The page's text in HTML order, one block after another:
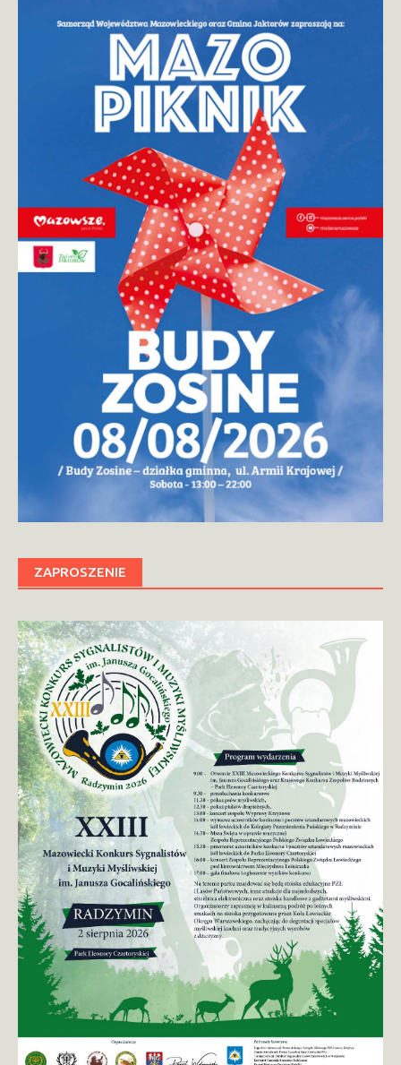
ZAPROSZENIE